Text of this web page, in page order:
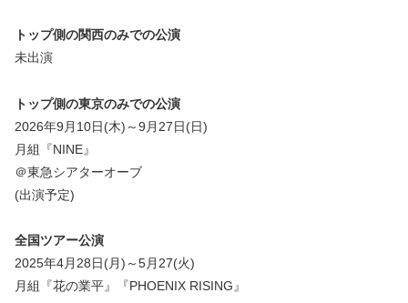
トップ側の関西のみでの公演
未出演
トップ側の東京のみでの公演
2026年9月10日(木)～9月27日(日)
月組『NINE』
＠東急シアターオーブ
(出演予定)
全国ツアー公演
2025年4月28日(月)～5月27(火)
月組『花の業平』『PHOENIX RISING』